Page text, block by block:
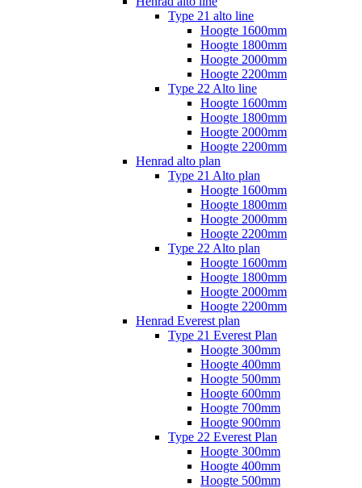
Type 21 alto line
Hoogte 1600mm
Hoogte 1800mm
Hoogte 2000mm
Hoogte 2200mm
Type 22 Alto line
Hoogte 1600mm
Hoogte 1800mm
Hoogte 2000mm
Hoogte 2200mm
Henrad alto plan
Type 21 Alto plan
Hoogte 1600mm
Hoogte 1800mm
Hoogte 2000mm
Hoogte 2200mm
Type 22 Alto plan
Hoogte 1600mm
Hoogte 1800mm
Hoogte 2000mm
Hoogte 2200mm
Henrad Everest plan
Type 21 Everest Plan
Hoogte 300mm
Hoogte 400mm
Hoogte 500mm
Hoogte 600mm
Hoogte 700mm
Hoogte 900mm
Type 22 Everest Plan
Hoogte 300mm
Hoogte 400mm
Hoogte 500mm